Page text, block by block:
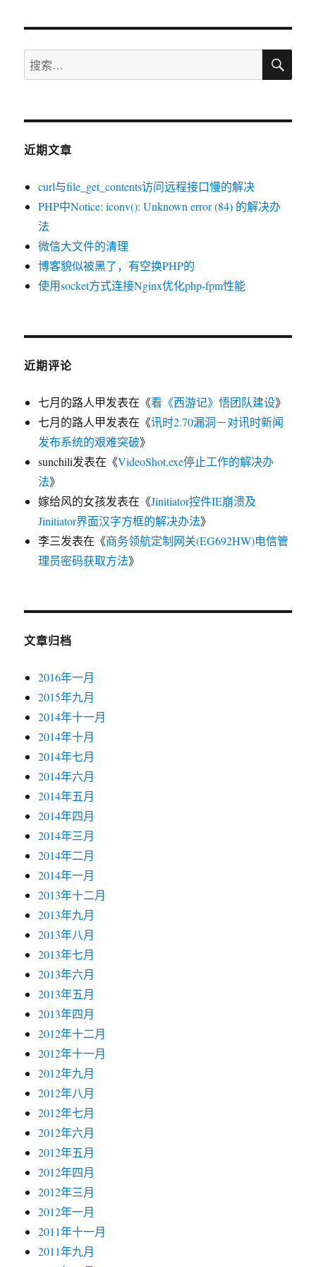
搜
索：
搜
近期文章
curl与file_get_contents访问远程接口慢的解决
PHP中Notice: iconv(): Unknown error (84) 的解决办
法
微信大文件的清理
博客貌似被黑了，有空换PHP的
使用socket方式连接Nginx优化php-fpm性能
近期评论
七月的路人甲发表在《看《西游记》悟团队建设》
七月的路人甲发表在《讯时2.70漏洞－对讯时新闻
发布系统的艰难突破》
sunchili发表在《VideoShot.exe停止工作的解决办
法》
嫁给风的女孩发表在《Jinitiator控件IE崩溃及
Jinitiator界面汉字方框的解决办法》
李三发表在《商务领航定制网关(EG692HW)电信管
理员密码获取方法》
文章归档
2016年一月
2015年九月
2014年十一月
2014年十月
2014年七月
2014年六月
2014年五月
2014年四月
2014年三月
2014年二月
2014年一月
2013年十二月
2013年九月
2013年八月
2013年七月
2013年六月
2013年五月
2013年四月
2012年十二月
2012年十一月
2012年九月
2012年八月
2012年七月
2012年六月
2012年五月
2012年四月
2012年三月
2012年一月
2011年十一月
2011年九月